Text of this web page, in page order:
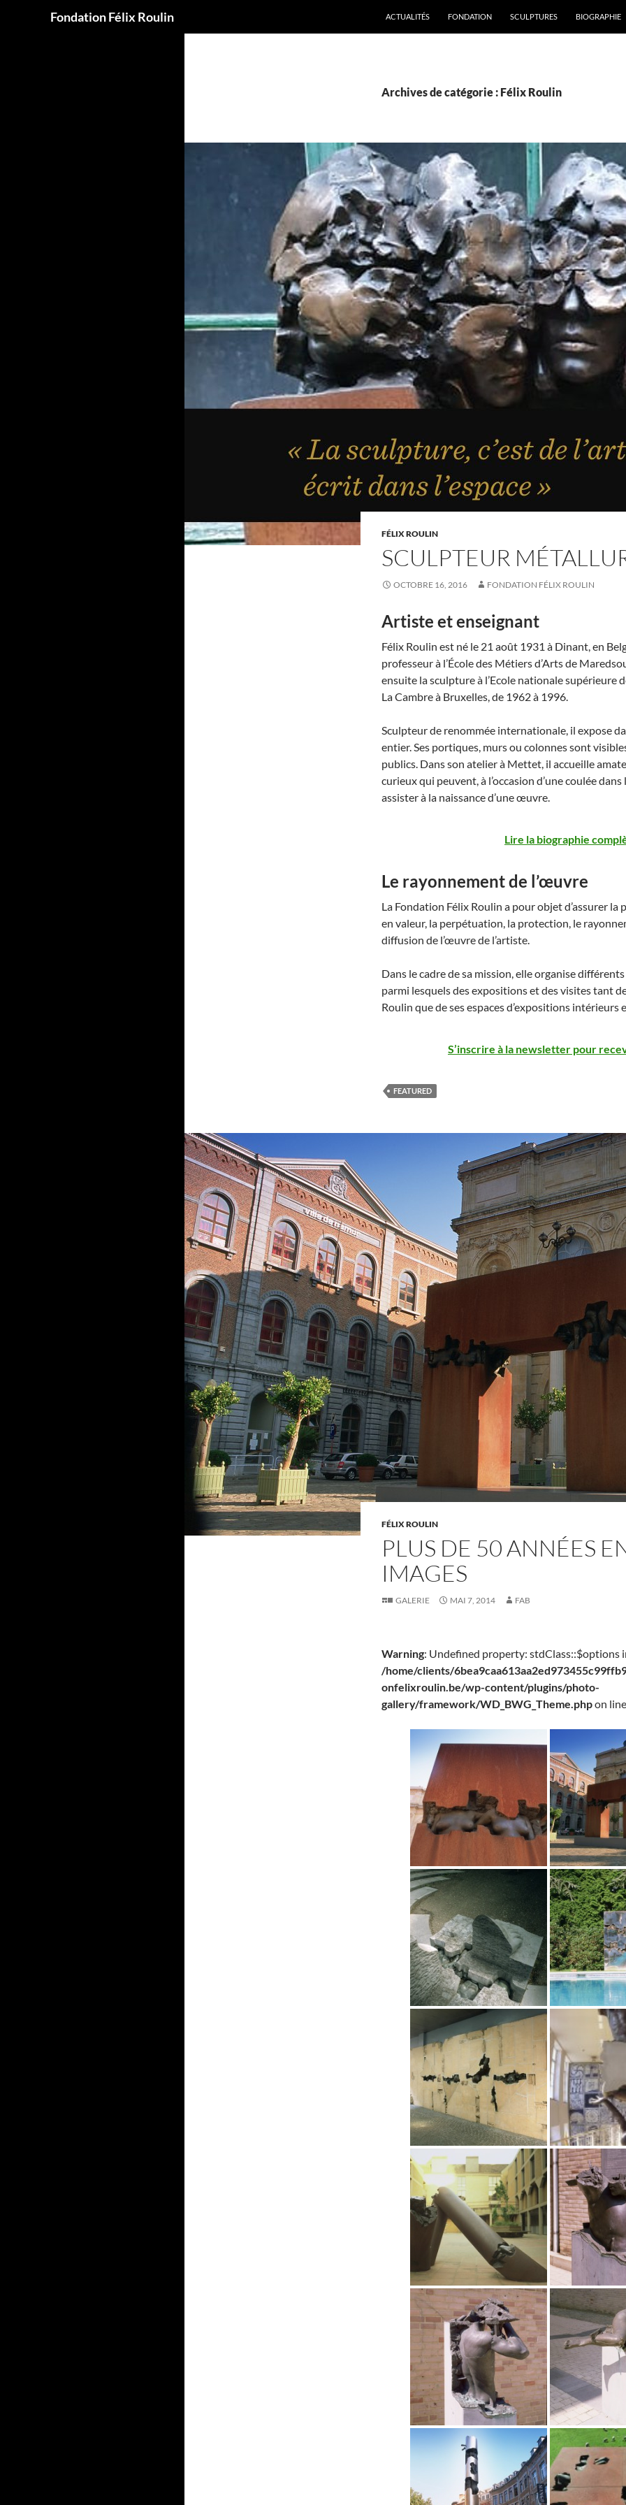
Fondation Félix Roulin
ACTUALITÉS
FONDATION SCULPTURES BIOGRAPHIE
Archives de catégorie : Félix Roulin
FÉLIX ROULIN
SCULPTEUR
OCTOBRE 16, 2016 FONDATION FÉLIX ROULIN
Artiste et enseignant
Félix Roulin est né le 21 août 1931 à Dinant, en
professeur à l’École des Métiers d’Arts de
ensuite la sculpture à l’Ecole nationale supérieure
La Cambre à Bruxelles, de 1962 à 1996.
Sculpteur de renommée internationale, il expose
entier. Ses portiques, murs ou colonnes sont
publics. Dans son atelier à Mettet, il accueille
curieux qui peuvent, à l’occasion d’une coulée
assister à la naissance d’une œuvre.
Lire la biographie
Le rayonnement de l’œuvre
La Fondation Félix Roulin a pour objet d’assurer la
en valeur, la perpétuation, la protection, le
diffusion de l’œuvre de l’artiste.
Dans le cadre de sa mission, elle organise
parmi lesquels des expositions et des visites tant
Roulin que de ses espaces d’expositions intérieurs
S’inscrire à la newsletter pour
FEATURED
FÉLIX ROULIN
PLUS DE 50 ANNÉES
IMAGES
GALERIE MAI 7, 2014 FAB
Warning: Undefined property: stdClass::$options
/home/clients/
onfelixroulin.be/wp-content/plugins/photo-
gallery/framework/WD_BWG_Theme.phpon